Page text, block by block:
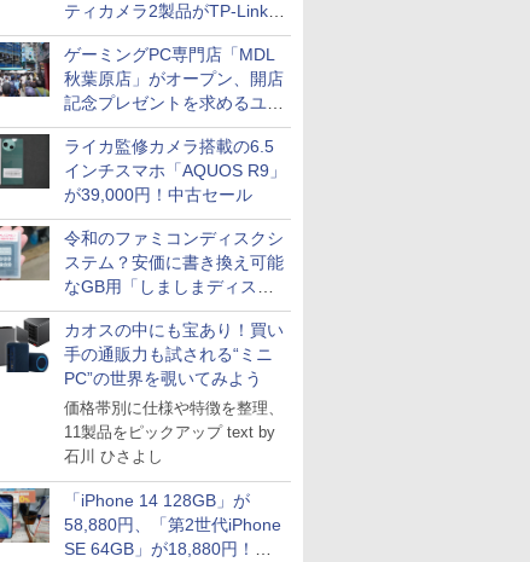
ティカメラ2製品がTP-Linkか
ら
ゲーミングPC専門店「MDL
秋葉原店」がオープン、開店
記念プレゼントを求めるユー
ザーが押し寄せ長蛇の列に
ライカ監修カメラ搭載の6.5
インチスマホ「AQUOS R9」
が39,000円！中古セール
令和のファミコンディスクシ
ステム？安価に書き換え可能
なGB用「しましまディスク
システム」
カオスの中にも宝あり！買い
手の通販力も試される“ミニ
PC”の世界を覗いてみよう
価格帯別に仕様や特徴を整理、
11製品をピックアップ text by
石川 ひさよし
「iPhone 14 128GB」が
58,880円、「第2世代iPhone
SE 64GB」が18,880円！中